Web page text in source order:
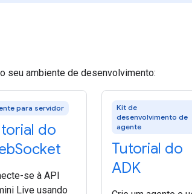
seu ambiente de desenvolvimento:
para servidor
do
Socket
se à API
Live usando
Kit de
desenvolvimento de
agente
Tutorial do
ADK